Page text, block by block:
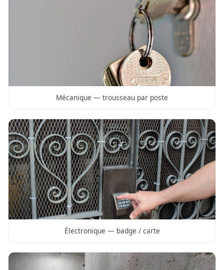
Mécanique — trousseau par poste
Électronique — badge / carte